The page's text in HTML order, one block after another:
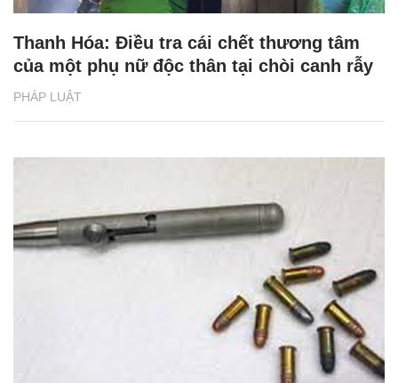
PHÁP LUẬT
Thanh Hóa: Điều tra cái chết thương tâm
của một phụ nữ độc thân tại chòi canh rẫy